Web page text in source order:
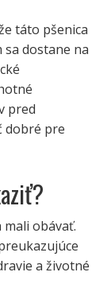
táto pšenica
dostane na
pred
dobré pre
mali obávať.
a životné